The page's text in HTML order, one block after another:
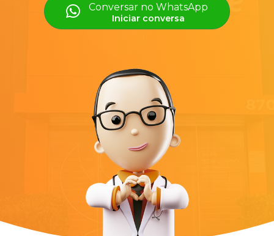
Conversar no WhatsApp
Iniciar conversa